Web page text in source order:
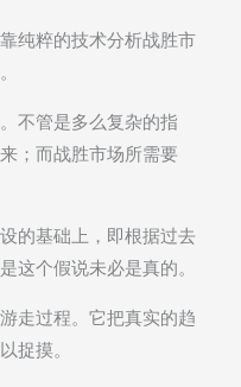
纯粹的技术分析战胜市
不管是多么复杂的指
；而战胜市场所需要
的基础上，即根据过去
这个假说未必是真的。
走过程。它把真实的趋
捉摸。